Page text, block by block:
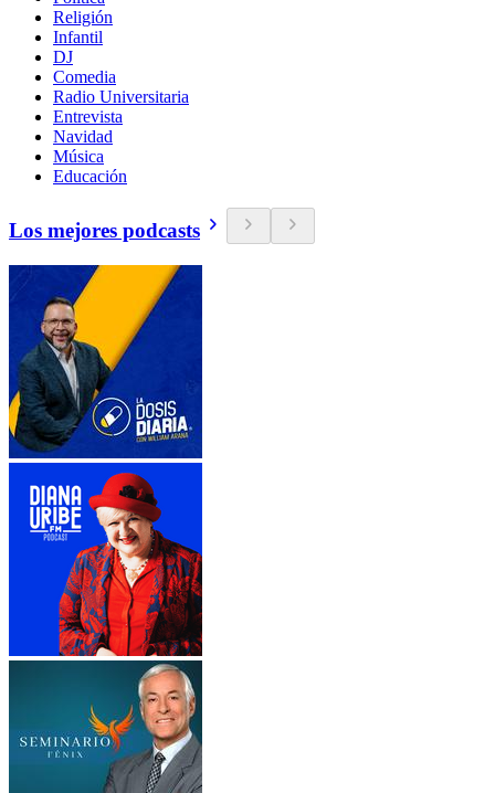
Religión
Infantil
DJ
Comedia
Radio Universitaria
Entrevista
Navidad
Música
Educación
Los mejores podcasts